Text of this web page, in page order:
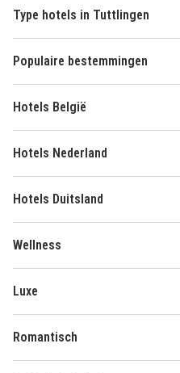
Type hotels in Tuttlingen
Populaire bestemmingen
Hotels België
Hotels Nederland
Hotels Duitsland
Wellness
Luxe
Romantisch